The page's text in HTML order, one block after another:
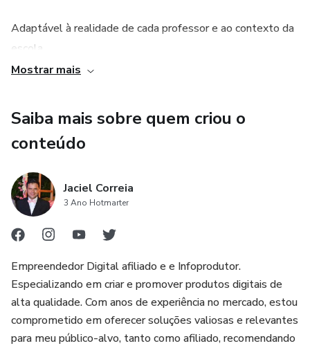
• Ensino Médio em Tempo Parcial
• Economize tempo: Elimine horas de pesquisa e
estruturação.
• Ensino com segurança: Conte com um material alinhado
às normas oficiais (BNCC e Matriz Bahia 2025).
• Total flexibilidade: Edite, adapte e personalize conforme
• Pratividade: Aplique um planejamento claro, moderno e
focado no protagonismo do aluno.
📥 Formato do Arquivo:
Adaptável à realidade de cada professor e ao contexto da
escola.
Mostrar mais
Saiba mais sobre quem criou o
conteúdo
Jaciel Correia
3 Ano Hotmarter
Empreendedor Digital afiliado e e Infoprodutor.
Especializando em criar e promover produtos digitais de
alta qualidade. Com anos de experiência no mercado, estou
comprometido em oferecer soluções valiosas e relevantes
para meu público-alvo, tanto como afiliado, recomendando